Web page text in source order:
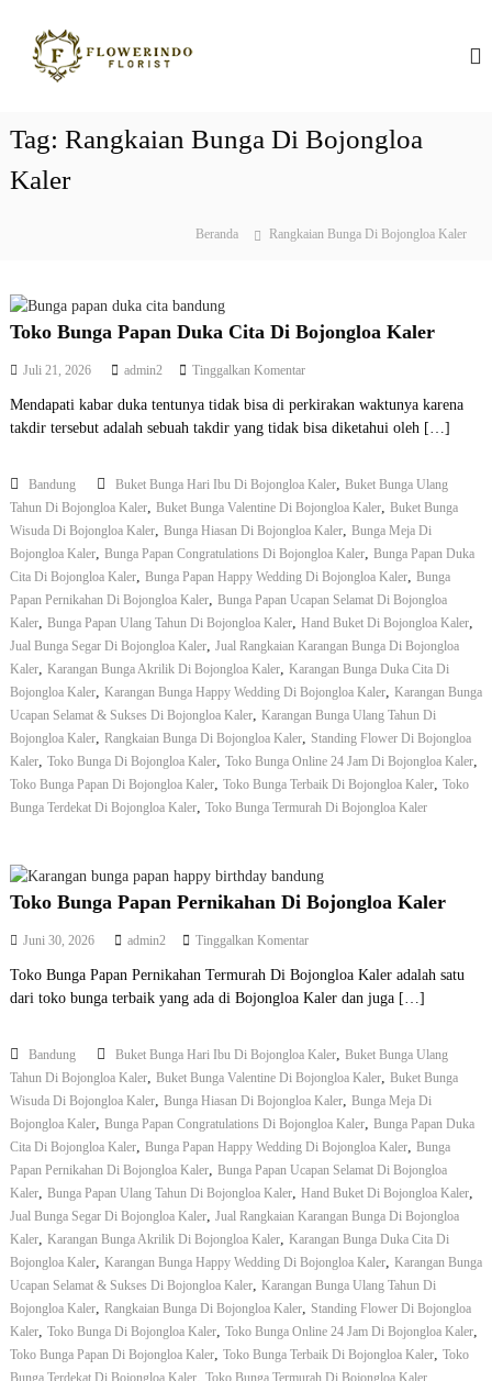
B
p
n
B
a
d
u
n
g
i
I
e
i
Tag: Rangkaian Bunga Di Bojongloa
Kaler
Beranda Rangkaian Bunga Di Bojongloa Kaler
Toko Bunga Papan Duka Cita Di Bojongloa Kaler
Juli 21, 2026 admin2 Tinggalkan Komentarp
d
a
k
o
B
a
P
a
p
a
u
k
a
C
D
o
o
n
o
a
K
a
l
Mendapati kabar duka tentunya tidak bisa di perkirakan waktunya karena
takdir tersebut adalah sebuah takdir yang tidak bisa diketahui oleh […]
Bandung Buket Bunga Hari Ibu Di Bojongloa Kaler, Buket Bunga Ulang
Tahun Di Bojongloa Kaler, Buket Bunga Valentine Di Bojongloa Kaler, Buket Bunga
Wisuda Di Bojongloa Kaler, Bunga Hiasan Di Bojongloa Kaler, Bunga Meja Di
Bojongloa Kaler, Bunga Papan Congratulations Di Bojongloa Kaler, Bunga Papan Duka
Cita Di Bojongloa Kaler, Bunga Papan Happy Wedding Di Bojongloa Kaler, Bunga
Papan Pernikahan Di Bojongloa Kaler, Bunga Papan Ucapan Selamat Di Bojongloa
Kaler, Bunga Papan Ulang Tahun Di Bojongloa Kaler, Hand Buket Di Bojongloa Kaler,
Jual Bunga Segar Di Bojongloa Kaler, Jual Rangkaian Karangan Bunga Di Bojongloa
Kaler, Karangan Bunga Akrilik Di Bojongloa Kaler, Karangan Bunga Duka Cita Di
Bojongloa Kaler, Karangan Bunga Happy Wedding Di Bojongloa Kaler, Karangan Bunga
Ucapan Selamat & Sukses Di Bojongloa Kaler, Karangan Bunga Ulang Tahun Di
Bojongloa Kaler, Rangkaian Bunga Di Bojongloa Kaler, Standing Flower Di Bojongloa
Kaler, Toko Bunga Di Bojongloa Kaler, Toko Bunga Online 24 Jam Di Bojongloa Kaler,
Toko Bunga Papan Di Bojongloa Kaler, Toko Bunga Terbaik Di Bojongloa Kaler, Toko
Bunga Terdekat Di Bojongloa Kaler, Toko Bunga Termurah Di Bojongloa Kaler
Toko Bunga Papan Pernikahan Di Bojongloa Kaler
Juni 30, 2026 admin2 Tinggalkan Komentarp
d
a
k
o
B
n
g
a
P
a
p
a
P
e
r
n
i
Toko Bunga Papan Pernikahan Termurah Di Bojongloa Kaler adalah satu
dari toko bunga terbaik yang ada di Bojongloa Kaler dan juga […]
Bandung Buket Bunga Hari Ibu Di Bojongloa Kaler, Buket Bunga Ulang
Tahun Di Bojongloa Kaler, Buket Bunga Valentine Di Bojongloa Kaler, Buket Bunga
Wisuda Di Bojongloa Kaler, Bunga Hiasan Di Bojongloa Kaler, Bunga Meja Di
Bojongloa Kaler, Bunga Papan Congratulations Di Bojongloa Kaler, Bunga Papan Duka
Cita Di Bojongloa Kaler, Bunga Papan Happy Wedding Di Bojongloa Kaler, Bunga
Papan Pernikahan Di Bojongloa Kaler, Bunga Papan Ucapan Selamat Di Bojongloa
Kaler, Bunga Papan Ulang Tahun Di Bojongloa Kaler, Hand Buket Di Bojongloa Kaler,
Jual Bunga Segar Di Bojongloa Kaler, Jual Rangkaian Karangan Bunga Di Bojongloa
Kaler, Karangan Bunga Akrilik Di Bojongloa Kaler, Karangan Bunga Duka Cita Di
Bojongloa Kaler, Karangan Bunga Happy Wedding Di Bojongloa Kaler, Karangan Bunga
Ucapan Selamat & Sukses Di Bojongloa Kaler, Karangan Bunga Ulang Tahun Di
Bojongloa Kaler, Rangkaian Bunga Di Bojongloa Kaler,
Standing Flower Di Bojongloa
Kaler, Toko Bunga Di Bojongloa Kaler, Toko Bunga Online 24 Jam Di Bojongloa Kaler,
Toko Bunga Papan Di Bojongloa Kaler, Toko Bunga Terbaik Di Bojongloa Kaler, Toko
Bunga Terdekat Di Bojongloa Kaler, Toko Bunga Termurah Di Bojongloa Kaler